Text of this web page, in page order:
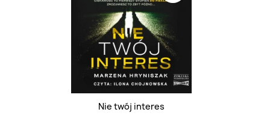
Nie twój interes